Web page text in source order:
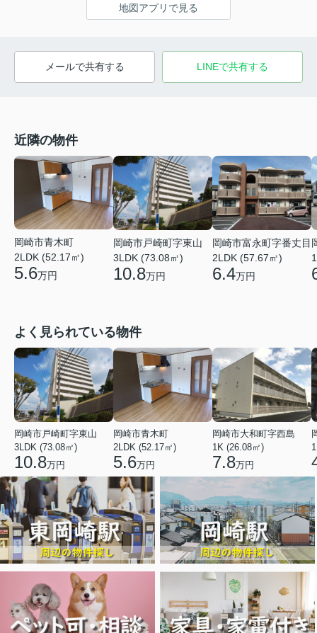
地図アプリで見る
メールで共有する LINEで共有する
近隣の物件
岡崎市青木町
2LDK (52.17㎡)
5.6万円
岡崎市戸崎町字東山
3LDK (73.08㎡)
10.8万円
岡崎市富永町字番丈目
2LDK (57.67㎡)
6.4万円
よく見られている物件
岡崎市戸崎町字東山
3LDK (73.08㎡)
10.8万円
岡崎市青木町
2LDK (52.17㎡)
5.6万円
岡崎市大和町字西島
1K (26.08㎡)
7.8万円